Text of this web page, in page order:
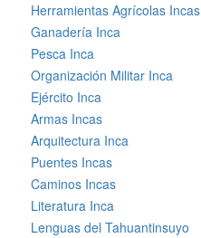
Herramientas Agrícolas Incas
Ganadería Inca
Pesca Inca
Organización Militar Inca
Ejército Inca
Armas Incas
Arquitectura Inca
Puentes Incas
Caminos Incas
Literatura Inca
Lenguas del Tahuantinsuyo